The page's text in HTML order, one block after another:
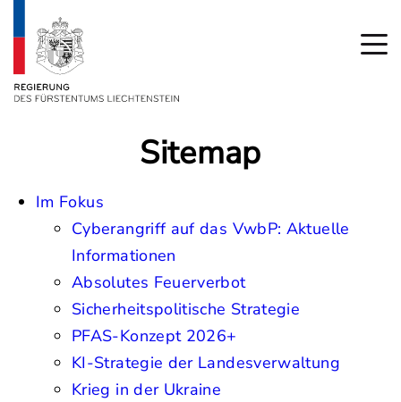
Sitemap
Im Fokus
Cyberangriff auf das VwbP: Aktuelle
Informationen
Absolutes Feuerverbot
Sicherheitspolitische Strategie
PFAS-Konzept 2026+
KI-Strategie der Landesverwaltung
Krieg in der Ukraine